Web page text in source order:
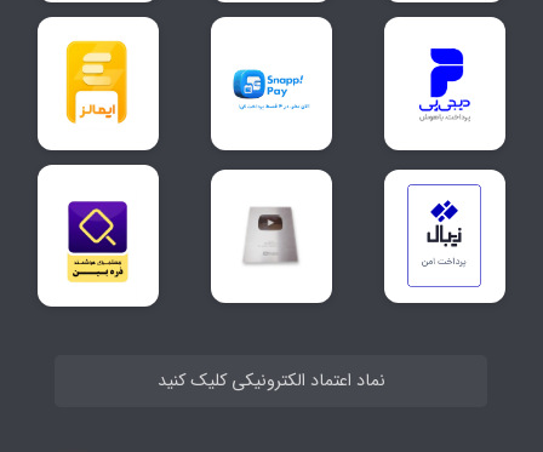
نماد اعتماد الکترونیکی کلیک کنید